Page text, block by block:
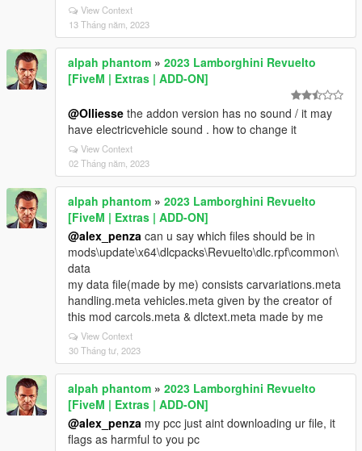
View Context
13 Tháng năm, 2023
alpah phantom » 2023 Lamborghini Revuelto
[FiveM | Extras | ADD-ON]
@Olliesse the addon version has no sound / it may
have electricvehicle sound . how to change it
View Context
02 Tháng năm, 2023
alpah phantom » 2023 Lamborghini Revuelto
[FiveM | Extras | ADD-ON]
@alex_penza can u say which files should be in
mods\update\x64\dlcpacks\Revuelto\dlc.rpf\common\
data
my data file(made by me) consists carvariations.meta
handling.meta vehicles.meta given by the creator of
this mod carcols.meta & dlctext.meta made by me
View Context
30 Tháng tư, 2023
alpah phantom » 2023 Lamborghini Revuelto
[FiveM | Extras | ADD-ON]
@alex_penza my pcc just aint downloading ur file, it
flags as harmful to you pc